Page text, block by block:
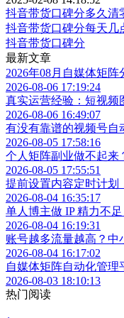
抖音带货口碑分多久清
抖音带货口碑分每天几
抖音带货口碑分
最新文章
2026年08月自媒体矩
2026-08-06 17:19:24
真实运营经验：短视频
2026-08-06 16:49:07
有没有靠谱的视频号自
2026-08-05 17:58:16
个人矩阵副业做不起来
2026-08-05 17:55:51
提前设置内容定时计划
2026-08-04 16:35:17
单人博主做 IP 精力不
2026-08-04 16:19:31
账号越多流量越高？中
2026-08-04 16:17:02
自媒体矩阵自动化管
2026-08-03 18:10:13
热门阅读